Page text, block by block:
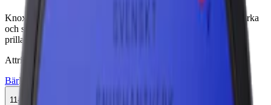
Knox Karaktär Purple White Portion är ett snus med normal styrka
och smak av tobak, lakrits och svartvinbär. 10,5 mg nikotin per
prilla.
Attribut
BärDelisted
11-pack